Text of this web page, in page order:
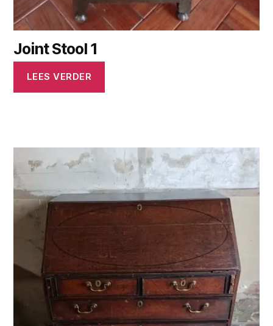
Joint Stool 1
LEES VERDER